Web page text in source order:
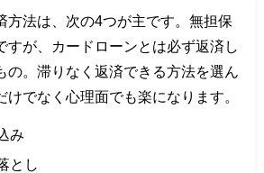
方法は、次の4つが主です。無担保
すが、カードローンとは必ず返済し
の。滞りなく返済できる方法を選ん
けでなく心理面でも楽になります。
み
とし